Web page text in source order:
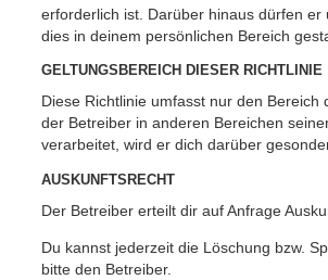
erforderlich ist. Darüber hinaus dürfen
dies in deinem persönlichen Bereich
GELTUNGSBEREICH DIESER RICHTLINIE
Diese Richtlinie umfasst nur den
der Betreiber in anderen Bereichen
verarbeitet, wird er dich darüber
AUSKUNFTSRECHT
Der Betreiber erteilt dir auf Anfrage
Du kannst jederzeit die Löschung bzw.
bitte den Betreiber.